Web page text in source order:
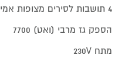
4 תושבות לסירים מצופות אמייל
הספק גז מרבי (ואט) 7700
מתח 230V